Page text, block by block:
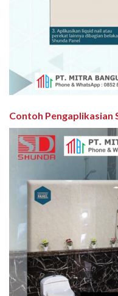
Contoh Pengaplikasian